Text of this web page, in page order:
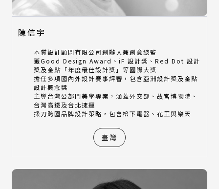
陳信宇
本質設計顧問有限公司創辦人兼創意總監
獲Good Design Award、iF 設計獎、Red Dot 設計
獎及金點「年度最佳設計獎」等國際大獎
擔任多項國內外設計賽事評審，包含亞洲設計獎及金點
設計概念獎
主導台灣公部門美學專案，涵蓋外交部、故宮博物院、
台灣高鐵及台北捷運
操刀跨國品牌設計策略，包含松下電器、花王與樂天
臺灣